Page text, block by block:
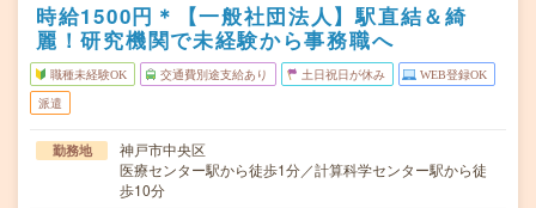
時給1500円＊【一般社団法人】駅直結＆綺
麗！研究機関で未経験から事務職へ
職種未経験OK 交通費別途支給あり 土日祝日が休み WEB登録OK
派遣
勤務地
神戸市中央区
医療センター駅から徒歩1分／計算科学センター駅から徒
歩10分